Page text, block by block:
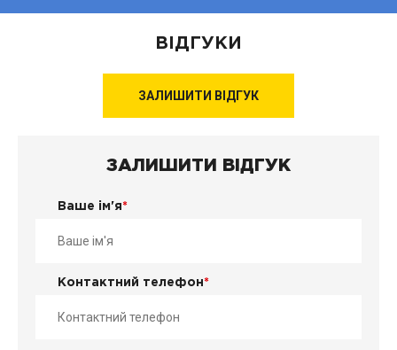
ВІДГУКИ
ЗАЛИШИТИ ВІДГУК
ЗАЛИШИТИ ВІДГУК
Ваше ім'я*
Контактний телефон*